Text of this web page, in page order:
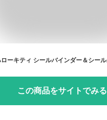
この商品をサイトでみる